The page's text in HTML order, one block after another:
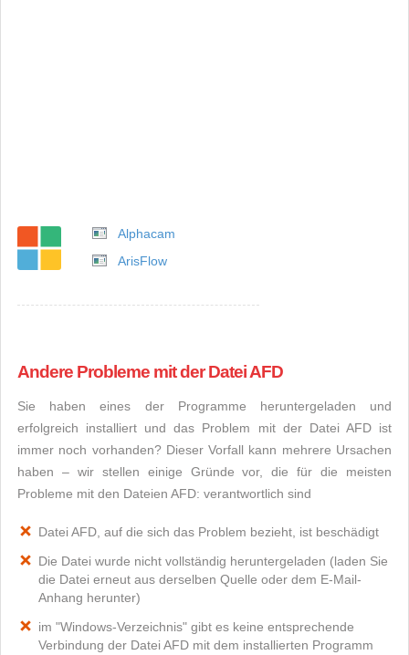
Alphacam
ArisFlow
Andere Probleme mit der Datei AFD
Sie haben eines der Programme heruntergeladen und
erfolgreich installiert und das Problem mit der Datei AFD ist
immer noch vorhanden? Dieser Vorfall kann mehrere Ursachen
haben – wir stellen einige Gründe vor, die für die meisten
Probleme mit den Dateien AFD: verantwortlich sind
Datei AFD, auf die sich das Problem bezieht, ist beschädigt
Die Datei wurde nicht vollständig heruntergeladen (laden Sie
die Datei erneut aus derselben Quelle oder dem E-Mail-
Anhang herunter)
im "Windows-Verzeichnis" gibt es keine entsprechende
Verbindung der Datei AFD mit dem installierten Programm